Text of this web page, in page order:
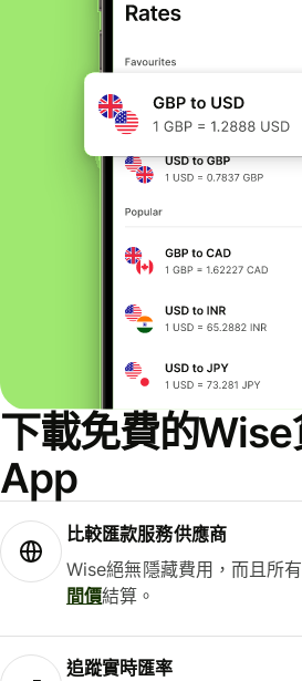
下載免費的
App
比較匯款服務供應商
Wise絕無隱藏費用，而且所
間價結算。
追蹤實時匯率